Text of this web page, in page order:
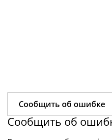
Сообщить об ошибке
Сообщить об